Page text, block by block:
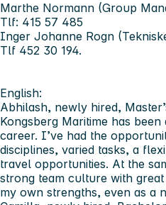
Marthe Normann (Group
Tlf: 415 57 485
Inger Johanne Rogn
Tlf 452 30 194.
English:
Abhilash, newly hired,
Kongsberg Maritime has
career. I’ve had the
disciplines, varied tasks, a
travel opportunities. At the
strong team culture with
my own strengths, even as a